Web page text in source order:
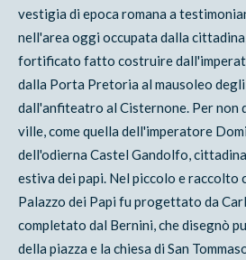
vestigia di epoca romana a
nell'area oggi occupata dalla
fortificato fatto costruire
dalla Porta Pretoria al mausoleo
dall'anfiteatro al Cisternone. Per non
ville, come quella dell'imperatore
dell'odierna Castel Gandolfo,
estiva dei papi. Nel piccolo e raccolto
Palazzo dei Papi fu progettato da
completato dal Bernini, che disegnò
della piazza e la chiesa di San